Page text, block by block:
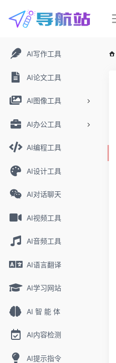
AI写作工具
AI论文工具
AI图像工具
AI办公工具
AI编程工具
AI设计工具
AI对话聊天
AI视频工具
AI音频工具
AI语言翻译
AI学习网站
AI 智 能 体
AI内容检测
AI提示指令